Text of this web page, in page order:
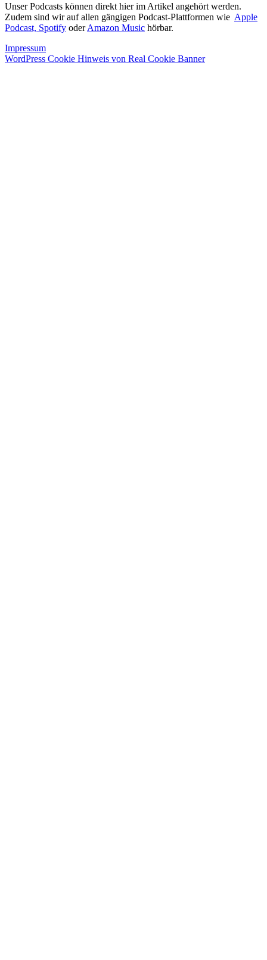
Unser Podcasts können direkt hier im Artikel angehört werden.
Zudem sind wir auf allen gängigen Podcast-Plattformen wie Apple
Podcast, Spotify oderAmazon Music hörbar.
Impressum
WordPress Cookie Hinweis von Real Cookie Banner